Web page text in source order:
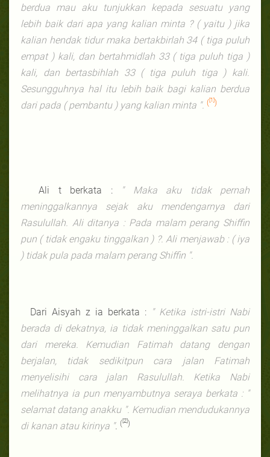
berdua mau aku tunjukkan kepada sesuatu yang
lebih baik dari apa yang kalian minta ? ( yaitu ) jika
kalian hendak tidur maka bertakbirlah 34 ( tiga puluh
empat ) kali, dan bertahmidlah 33 ( tiga puluh tiga )
kali, dan bertasbihlah 33 ( tiga puluh tiga ) kali.
Sesungguhnya hal itu lebih baik bagi kalian berdua
dari pada ( pembantu ) yang kalian minta ". ([1])
Ali t berkata :
" Maka aku tidak pernah
meninggalkannya sejak aku mendengarnya dari
Rasulullah. Ali ditanya : Pada malam perang Shiffin
pun ( tidak engaku tinggalkan ) ?. Ali menjawab : ( iya
) tidak pula pada malam perang Shiffin ".
Dari Aisyah z ia berkata : " Ketika istri-istri Nabi
berada di dekatnya, ia tidak meninggalkan satu pun
dari mereka. Kemudian Fatimah datang dengan
berjalan, tidak sedikitpun cara jalan Fatimah
menyelisihi cara jalan Rasulullah. Ketika Nabi
melihatnya ia pun menyambutnya seraya berkata : "
selamat datang anakku ". Kemudian mendudukannya
di kanan atau kirinya ". ([2])